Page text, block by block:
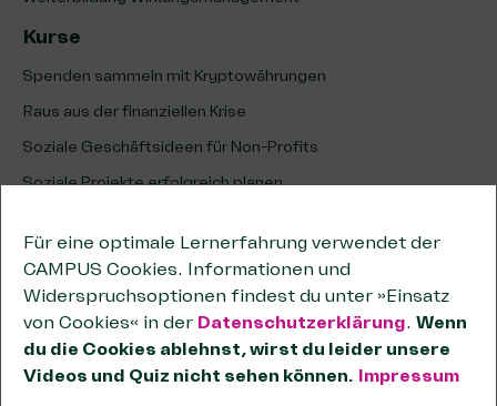
Für eine optimale Lernerfahrung verwendet der
CAMPUS Cookies. Informationen und
Widerspruchsoptionen findest du unter »Einsatz
von Cookies« in der Datenschutzerklärung. Wenn
du die Cookies ablehnst, wirst du leider unsere
Videos und Quiz nicht sehen können. Impressum
Kurse
Spenden sammeln mit Kryptowährungen
Raus aus der finanziellen Krise
Soziale Geschäftsideen für Non-Profits
Soziale Projekte erfolgreich planen
Unternehmenskooperationen
Kooperationen wirksam planen
Tipps zum wirtschaftlichen Geschäftsbetrieb
Passende Förderstiftungen finden